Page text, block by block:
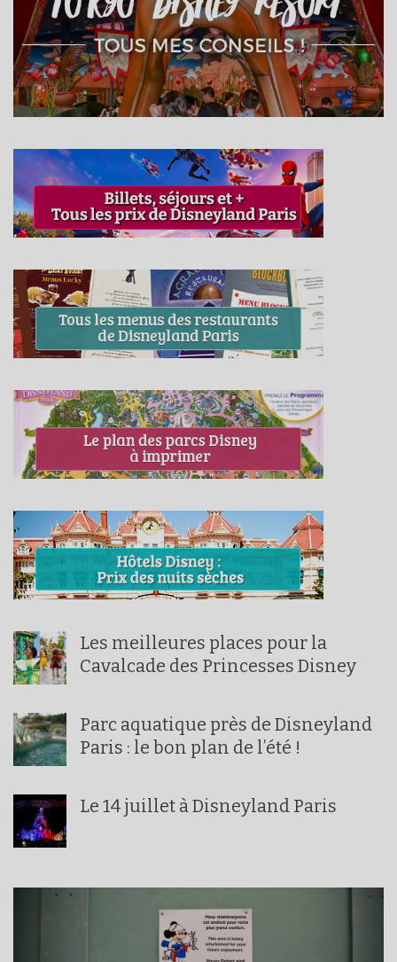
Les meilleures places pour la
Cavalcade des Princesses Disney
Parc aquatique près de Disneyland
Paris : le bon plan de l’été !
Le 14 juillet à Disneyland Paris